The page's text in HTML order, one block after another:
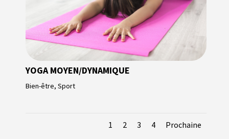
YOGA MOYEN/DYNAMIQUE
Bien-être,Sport
1 2 3 4 Prochaine